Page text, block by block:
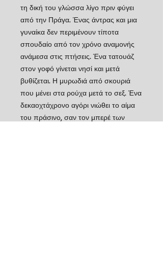
τη δική του γλώσσα λίγο πριν φύγει
από την Πράγα. Ένας άντρας και μια
γυναίκα δεν περιμένουν τίποτα
σπουδαίο από τον χρόνο αναμονής
ανάμεσα στις πτήσεις. Ένα τατουάζ
στον γοφό γίνεται νησί και μετά
βυθίζεται. Η μυρωδιά από σκουριά
που μένει στα ρούχα μετά το σεξ. Ένα
δεκαοχτάχρονο αγόρι νιώθει το αίμα
του πράσινο, σαν τον μπερέ των